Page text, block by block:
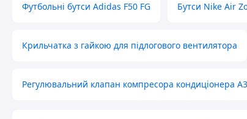
Футбольні бутси Adidas F50 FG Бутси Nike Air
Крильчатка з гайкою для підлогового вентилятора
Регулювальний клапан компресора кондиціонера А3